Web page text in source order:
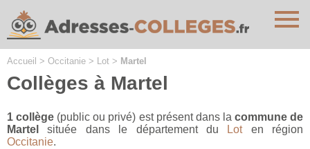
Accueil > Occitanie > Lot > Martel
Collèges à Martel
1 collège (public ou privé) est présent dans la commune de
Martel
située dans le département du Loten région
Occitanie.